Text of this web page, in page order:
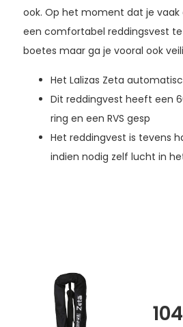
ook. Op het moment dat je
een comfortabel reddingsvest te
boetes maar ga je vooral ook
Het Lalizas Zeta
Dit reddingvest heeft een
ring en een RVS gesp
Het reddingvest is tevens
indien nodig zelf lucht in